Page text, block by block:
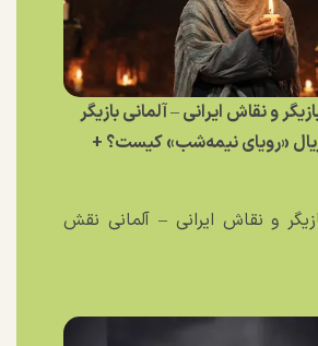
و نقاش ایرانی – آلمانی بازیگر
«رویای نیمه‌شب» کیست؟ +
و نقاش ایرانی – آلمانی نقش